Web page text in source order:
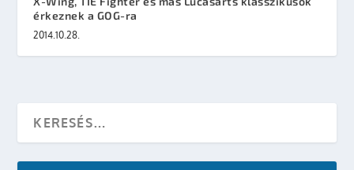
érkeznek a GOG-ra
2014.10.28.